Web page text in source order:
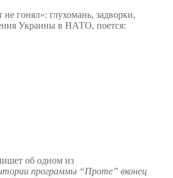
гонял»: глухомань, задворки,
Украины в НАТО, поется:
об одном из
программы “Проте” вконец